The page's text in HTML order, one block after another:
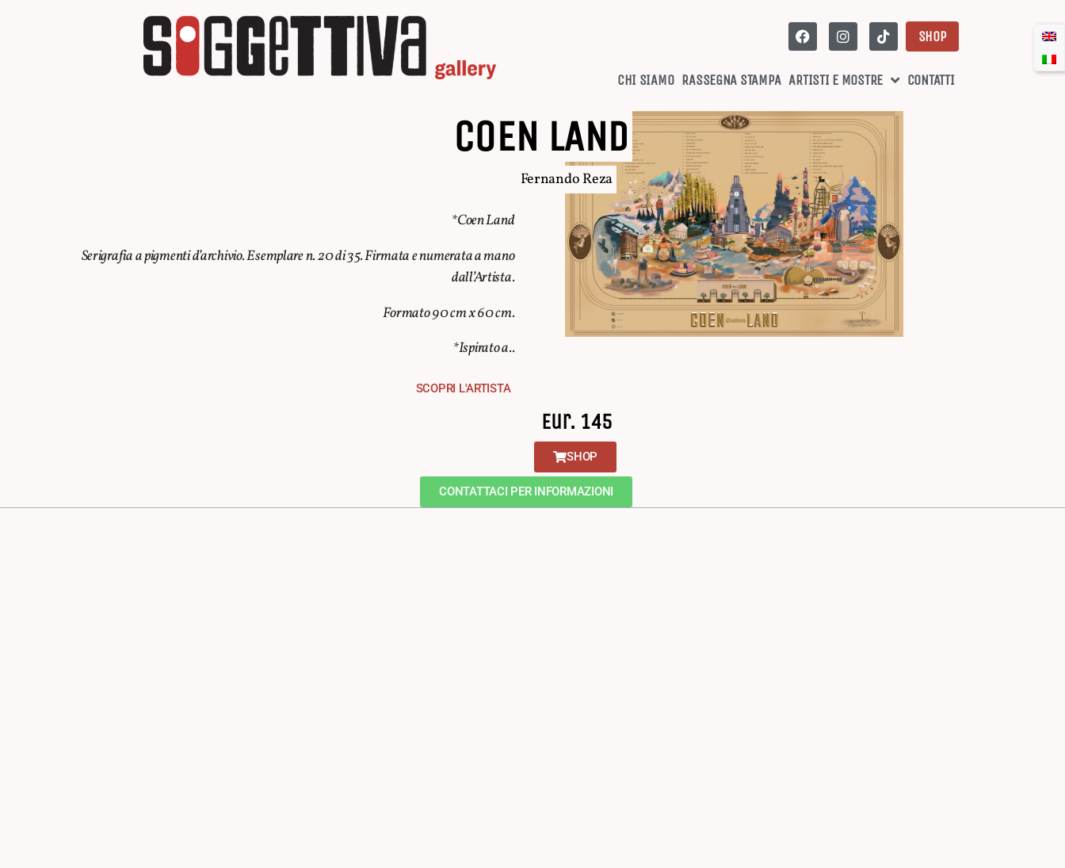
SHOP
CHI SIAMO RASSEGNA STAMPA ARTISTI E MOSTRE CONTATTI
COEN LAND
Fernando Reza
*Coen Land
Serigrafia a pigmenti d’archivio. Esemplare n. 20 di 35. Firmata e numerata a mano
dall’Artista.
Formato 90 cm x 60 cm.
*Ispirato a..
SCOPRI L'ARTISTA
Eur. 145
SHOP
CONTATTACI PER INFORMAZIONI